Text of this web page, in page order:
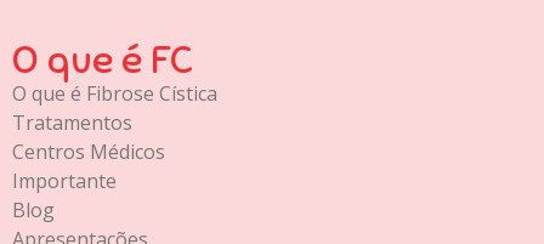
O que é FC
O que é Fibrose Cística
Tratamentos
Centros Médicos
Importante
Blog